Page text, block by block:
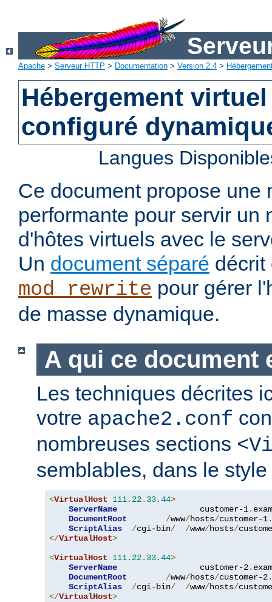
Apache > Serveur HTTP > Documentation > Version 2.4 >
Hébergement
configuré
Langues
Ce document propose une
performante pour servir un
d'hôtes virtuels avec le
Un document séparé décrit
mod_rewrite pour gérer
de masse dynamique.
A qui ce document
Les techniques décrites
votre apache2.conf
nombreuses sections
semblables, dans le style
<VirtualHost 111.22. 33.44>
ServerName
                 customer-1
.
DocumentRoot
/www/hosts/customer-1.
ScriptAlias
/cgi-bin/ /www/hosts/
</VirtualHost>
<VirtualHost 111.22. 33.44>
ServerName
                 customer-2
.
DocumentRoot
/www/hosts/customer-2.
ScriptAlias
/cgi-bin/ /www/hosts/
</VirtualHost>